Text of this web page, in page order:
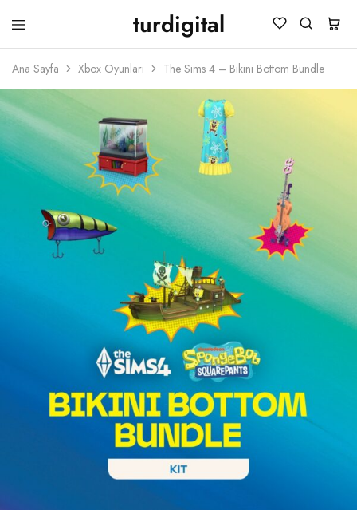
turdigital
TURDIGITAL
Dijital
Kartları
Kartları
&
Üyelik
Paketleri
Ana Sayfa Xbox Oyunları The Sims 4 – Bikini Bottom Bundle